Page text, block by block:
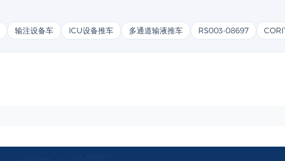
输注设备车 ICU设备推车 多通道输液推车 RS003-08697